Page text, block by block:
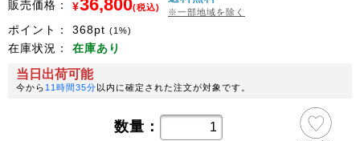
販売価格： ¥36,800(税込) ※一部地域を除く
ポイント： 368pt (1%)
在庫状況： 在庫あり
当日出荷可能
今から 11時間35分以内に確定された注文が対象です。
数量：